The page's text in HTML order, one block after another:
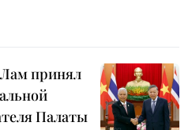
принял
Палаты